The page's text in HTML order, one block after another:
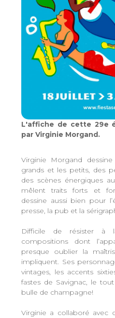
L'affiche de cette 29e
par Virginie Morgand.
Virginie Morgand
grands et les petits, des
des scènes énergiques
mêlent traits forts et
dessine aussi bien pour
presse, la pub et la
Difficile de résister à
compositions dont
presque oublier la
impliquent. Ses
vintages, les accents
fastes de Savignac, le
bulle de champagne!
Virginie a collaboré avec